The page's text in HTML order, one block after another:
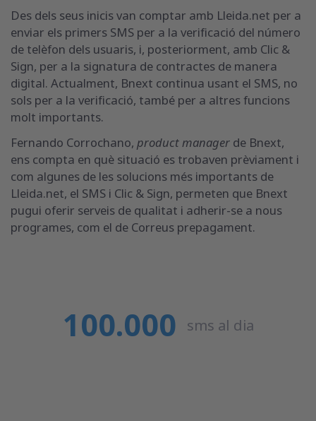
Des dels seus inicis van comptar amb Lleida.net per a
enviar els primers SMS per a la verificació del número
de telèfon dels usuaris, i, posteriorment, amb Clic &
Sign, per a la signatura de contractes de manera
digital. Actualment, Bnext continua usant el SMS, no
sols per a la verificació, també per a altres funcions
molt importants.
Fernando Corrochano, product manager de Bnext,
ens compta en què situació es trobaven prèviament i
com algunes de les solucions més importants de
Lleida.net, el SMS i Clic & Sign, permeten que Bnext
pugui oferir serveis de qualitat i adherir-se a nous
programes, com el de Correus prepagament.
100.000 sms al dia